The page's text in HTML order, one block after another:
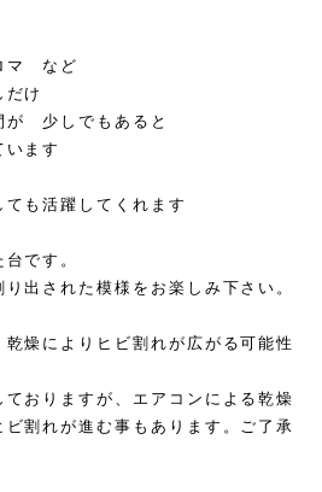
マ など
け
が 少しでもあると
ます
も活躍してくれます
です。
出された模様をお楽しみ下さい。
燥によりヒビ割れが広がる可能性
おりますが、エアコンによる乾燥
割れが進む事もあります。ご了承